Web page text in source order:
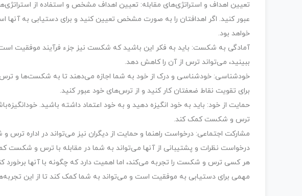
تعیین اهداف و استراتژی‌های مقابله: تعیین اهداف مشخص و استفاده از
عبور کنید. اگر اهدافتان را به صورت مشخص تعیین کنید و برای دستیابی به آنها
خواهد بود.
آمادگی به شکست: باید به فکر این باشید که شکست نیز جزء فرآیند موفقیت
ببینید، می‌تواند ترس از آن را کاهش دهد.
خودشناسی: خودشناسی و درک از خود به شما اجازه می‌دهند تا به شکست‌ها و
برای تقویت نقاط ضعفتان کار کنید و از ترس‌های خود عبور کنید.
حمایت از خود: باید به خود انگیزه دهید و به خود اعتماد داشته باشید.
ترس و شکست کمک کند.
مشارکت اجتماعی: درخواست راهنما و حمایت از دیگران نیز می‌تواند در اداره
درخواست نظرات و پشتیبانی از آنها می‌تواند به شما در مقابله با ترس و شکست
هر کسی ترس و شکست را تجربه می‌کند، اما اهمیت دارد که چگونه با آنها برخورد
مهمی برای دستیابی به موفقیت است و می‌تواند به شما کمک کند تا از این